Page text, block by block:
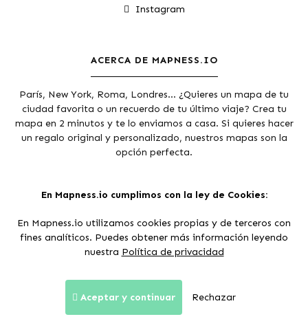
Instagram
ACERCA DE MAPNESS.IO
París, New York, Roma, Londres... ¿Quieres un mapa de tu
ciudad favorita o un recuerdo de tu último viaje? Crea tu
mapa en 2 minutos y te lo enviamos a casa. Si quieres hacer
un regalo original y personalizado, nuestros mapas son la
opción perfecta.
yMapbox.
Pagos seguros:
Condiciones de venta Política de privacidad
© 2017 - 2026 Mapness.io. Todos los derechos reservados
En Mapness.io cumplimos con la ley de Cookies:
En Mapness.io utilizamos cookies propias y de terceros con
fines analíticos. Puedes obtener más información leyendo
nuestra Política de privacidad
Aceptar y continuar Rechazar